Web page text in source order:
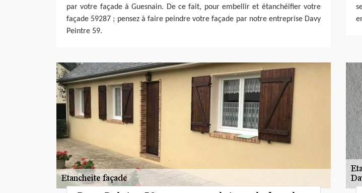
par votre façade à Guesnain. De ce fait, pour embellir et étanchéifier votre
façade 59287 ; pensez à faire peindre votre façade par notre entreprise Davy
Peintre 59.